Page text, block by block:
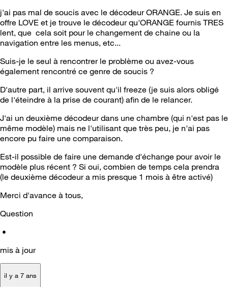
j'ai pas mal de soucis avec le décodeur ORANGE. Je suis en
offre LOVE et je trouve le décodeur qu'ORANGE fournis TRES
lent, que cela soit pour le changement de chaine ou la
navigation entre les menus, etc...
Suis-je le seul à rencontrer le problème ou avez-vous
également rencontré ce genre de soucis ?
D'autre part, il arrive souvent qu'il freeze (je suis alors obligé
de l'éteindre à la prise de courant) afin de le relancer.
J'ai un deuxième décodeur dans une chambre (qui n'est pas le
même modèle) mais ne l'utilisant que très peu, je n'ai pas
encore pu faire une comparaison.
Est-il possible de faire une demande d'échange pour avoir le
modèle plus récent ? Si oui, combien de temps cela prendra
(le deuxième décodeur a mis presque 1 mois à être activé)
Merci d'avance à tous,
Question
•
mis à jour
il y a 7 ans